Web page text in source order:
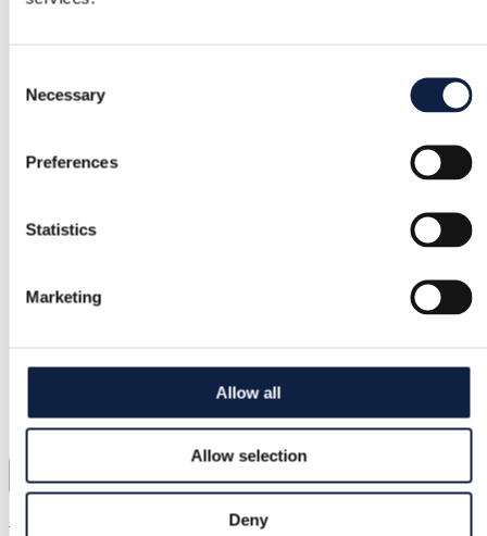
Selection
Necessary
Preferences
Statistics
Marketing
Allow all
Allow selection
Deny
3